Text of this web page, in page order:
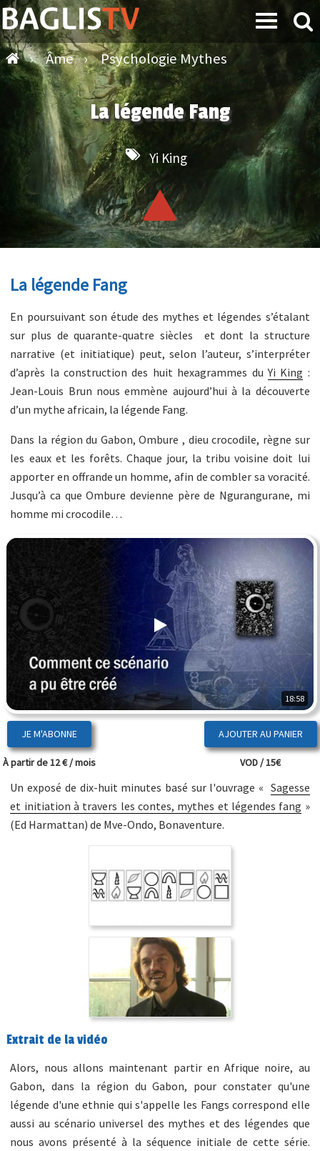
› Âme › Psychologie Mythes
La légende Fang
Yi King
La légende Fang
En poursuivant son étude des mythes et légendes s’étalant
sur plus de quarante-quatre siècles et dont la structure
narrative (et initiatique) peut, selon l’auteur, s’interpréter
d’après la construction des huit hexagrammes duYi King :
Jean-Louis Brun nous emmène aujourd’hui à la découverte
d’un mythe africain, la légende Fang.
Dans la région du Gabon, Ombure , dieu crocodile, règne sur
les eaux et les forêts. Chaque jour, la tribu voisine doit lui
apporter en offrande un homme, afin de combler sa voracité.
Jusqu’à ca que Ombure devienne père de Ngurangurane, mi
homme mi crocodile…
18:58
JE M'ABONNE
À partir de 12 € / mois VOD / 15€
Un exposé de dix-huit minutes basé sur l'ouvrage « Sagesse
et initiation à travers les contes, mythes et légendes fang »
(Ed Harmattan) de Mve-Ondo, Bonaventure.
Extrait de la vidéo
Alors, nous allons maintenant partir en Afrique noire, au
Gabon, dans la région du Gabon, pour constater qu'une
légende d'une ethnie qui s'appelle les Fangs correspond elle
aussi au scénario universel des mythes et des légendes que
nous avons présenté à la séquence initiale de cette série.